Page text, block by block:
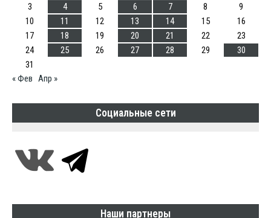
3
4 5 6 7 8
9
10
11 12 13 14 15
16
17
18 19 20 21 22
23
24
25 26 27 28 29
30
31
« Фев Апр »
Социальные сети
Наши партнеры